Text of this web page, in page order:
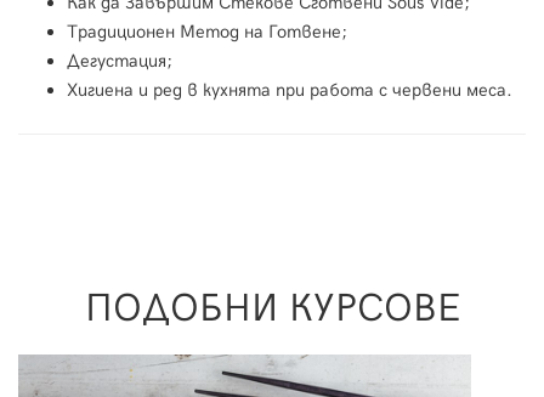
Традиционен Метод на Готвене;
Дегустация;
Хигиена и ред в кухнята при работа с червени меса.
ПОДОБНИ КУРСОВЕ